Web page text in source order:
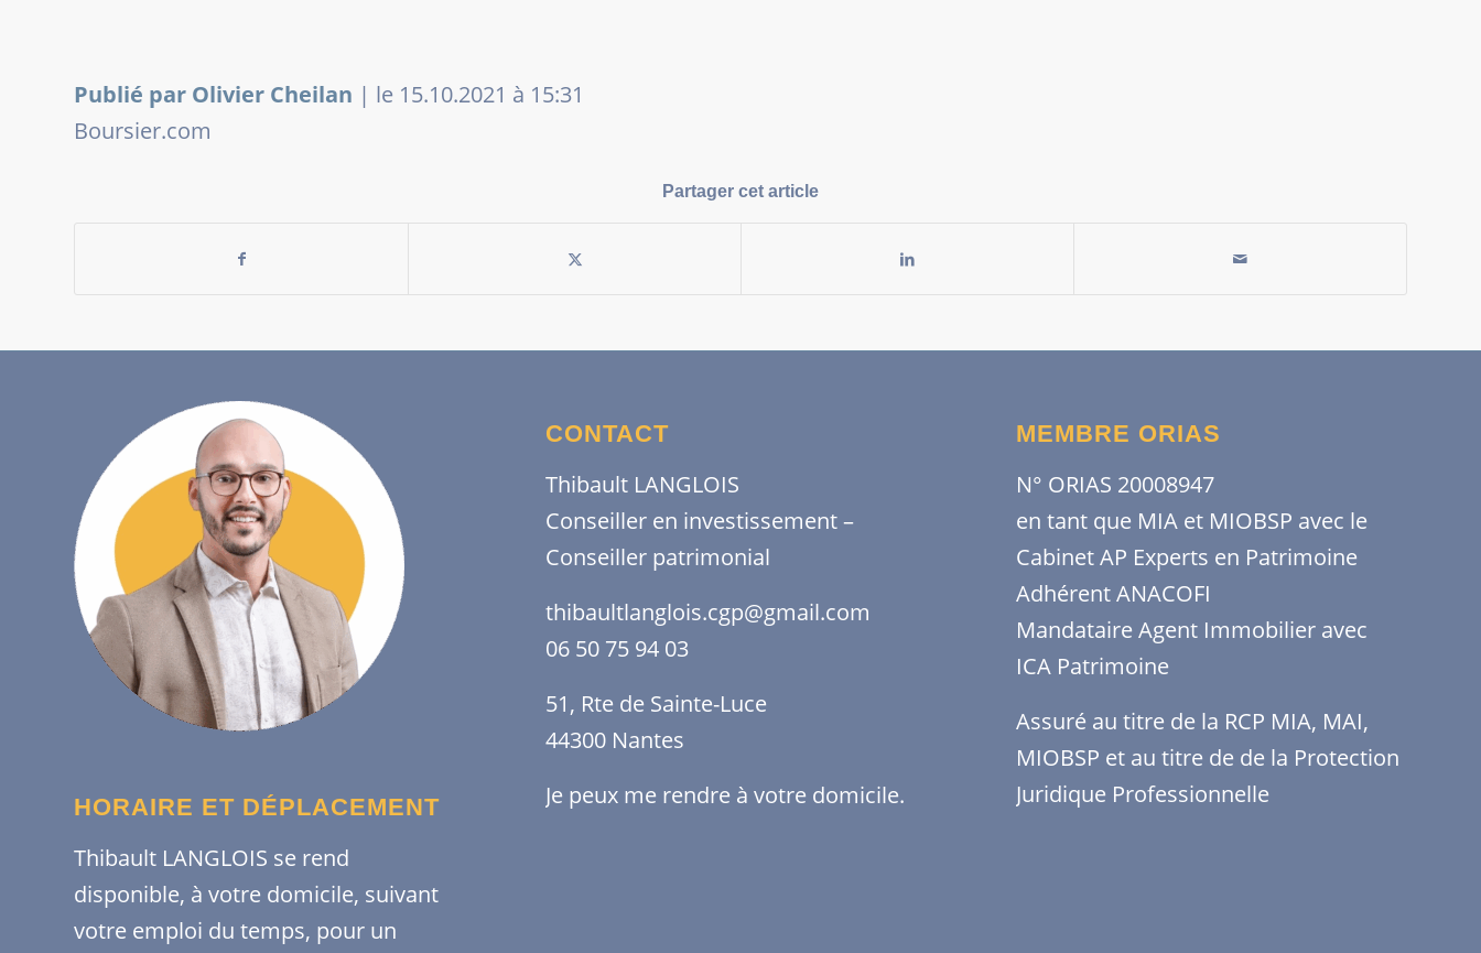
Publié par Olivier Cheilan | le 15.10.2021 à 15:31
Boursier.com
Partager cet article
HORAIRE ET DÉPLACEMENT
Thibault LANGLOIS se rend
disponible, à votre domicile, suivant
votre emploi du temps, pour un
CONTACT
Thibault LANGLOIS
Conseiller en investissement –
Conseiller patrimonial
thibaultlanglois.cgp@gmail.com
06 50 75 94 03
51, Rte de Sainte-Luce
44300 Nantes
Je peux me rendre à votre domicile.
MEMBRE ORIAS
N° ORIAS 20008947
en tant que MIA et MIOBSP avec le
Cabinet AP Experts en Patrimoine
Adhérent ANACOFI
Mandataire Agent Immobilier avec
ICA Patrimoine
Assuré au titre de la RCP MIA, MAI,
MIOBSP et au titre de de la Protection
Juridique Professionnelle